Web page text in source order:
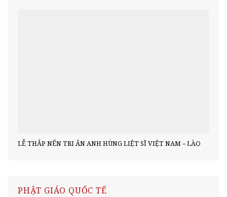
LỄ THẮP NẾN TRI ÂN ANH HÙNG LIỆT SĨ VIỆT NAM – LÀO
PHẬT GIÁO QUỐC TẾ